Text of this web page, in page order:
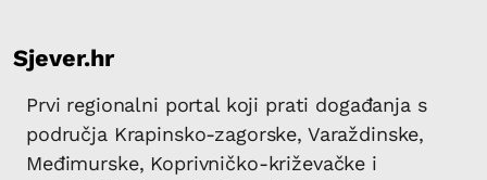
Sjever.hr
Prvi regionalni portal koji prati događanja s
područja Krapinsko-zagorske, Varaždinske,
Međimurske, Koprivničko-križevačke i